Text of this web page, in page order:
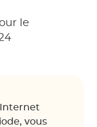
le
Internet
vous